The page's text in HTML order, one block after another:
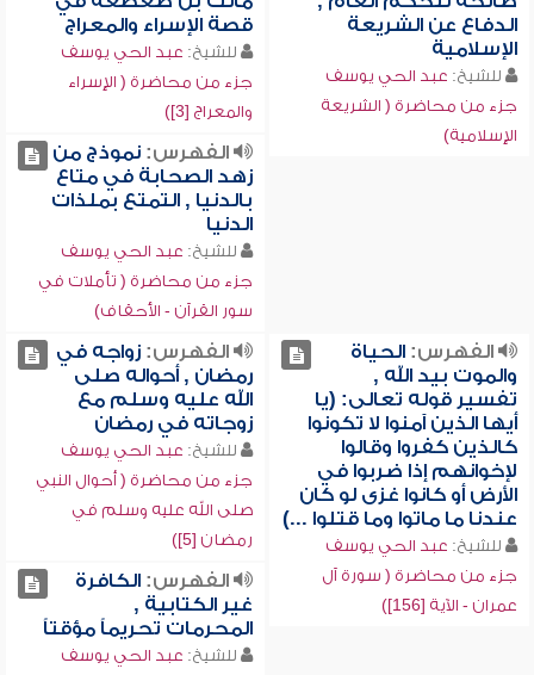
الدفاع عن الشريعة
الإسلامية
للشيخ: عبد الحي يوسف
جزء من محاضرة ( الشريعة
الإسلامية)
قصة الإسراء والمعراج
للشيخ: عبد الحي يوسف
جزء من محاضرة ( الإسراء
والمعراج [3])
الفهرس:نموذج من
زهد الصحابة في متاع
بالدنيا , التمتع بملذات
الدنيا
للشيخ: عبد الحي يوسف
جزء من محاضرة ( تأملات في
سور القرآن - الأحقاف)
الفهرس:الحياة
والموت بيد الله ,
تفسير قوله تعالى: (يا
أيها الذين آمنوا لا تكونوا
كالذين كفروا وقالوا
لإخوانهم إذا ضربوا في
الأرض أو كانوا غزى لو كان
عندنا ما ماتوا وما قتلوا ...)
للشيخ: عبد الحي يوسف
جزء من محاضرة ( سورة آل
عمران - الآية [156])
الفهرس:زواجه في
رمضان , أحواله صلى
الله عليه وسلم مع
زوجاته في رمضان
للشيخ: عبد الحي يوسف
جزء من محاضرة ( أحوال النبي
صلى الله عليه وسلم في
رمضان [5])
الفهرس:الكافرة
غير الكتابية ,
المحرمات تحريماً مؤقتاً
للشيخ: عبد الحي يوسف